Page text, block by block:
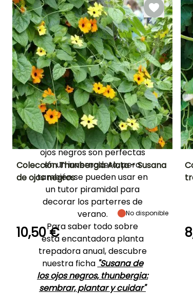
exterior, en una ubicación
bien resguardada. Las
Susanas crecen en un
suelo consistente, rico,
húmico, bien drenado, en
una ubicación soleada y
cálida o semi sombreada
en el sur de Francia. En
macetas, una mezcla
mitad tierra de trasplante
y mitad tierra de jardín
arenosa. Las Susanas de los
ojos negros son perfectas
en un invernadero, pero
también se pueden usar en
un tutor piramidal para
decorar los parterres de
verano.
Para saber todo sobre
esta encantadora planta
trepadora anual, descubre
nuestra ficha "Susana de
los ojos negros, thunbergia:
sembrar, plantar y cuidar"
madurez
2 m
Exposición
Sol
Junio a
Septiembre
Periodo de
plantación
razonable
Marzo a Mayo
Rusticidad
Hasta -1°C
Colección Thunbergia Alata - Susana
de ojos negros
No disponible
10,50 €